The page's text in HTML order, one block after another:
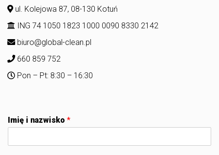
ul. Kolejowa 87, 08-130 Kotuń
ING 74 1050 1823 1000 0090 8330 2142
biuro@global-clean.pl
660 859 752
Pon – Pt: 8:30 – 16:30
Imię i nazwisko *